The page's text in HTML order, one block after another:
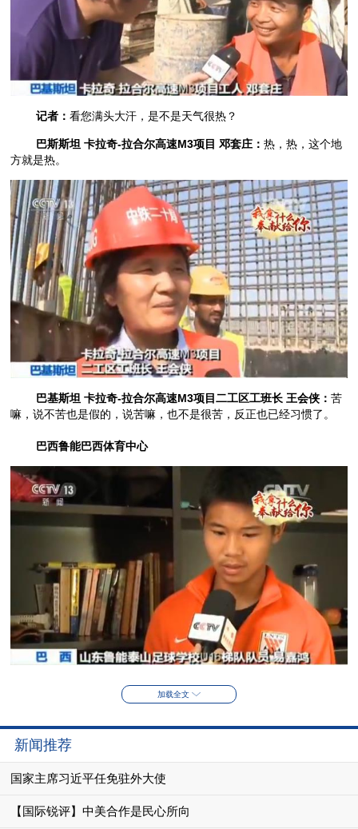
记者：看您满头大汗，是不是天气很热？
巴斯斯坦 卡拉奇-拉合尔高速M3项目 邓套庄：热，热，这个地
方就是热。
巴基斯坦 卡拉奇-拉合尔高速M3项目二工区工班长 王会侠：苦
嘛，说不苦也是假的，说苦嘛，也不是很苦，反正也已经习惯了。
巴西鲁能巴西体育中心
加载全文
新闻推荐
国家主席习近平任免驻外大使
【国际锐评】中美合作是民心所向